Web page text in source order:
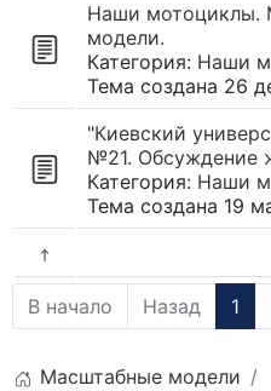
Наши мотоциклы.
модели.
Категория: Наши
Тема создана 26
"Киевский
№21. Обсуждение
Категория: Наши
Тема создана 19
В начало Назад 1
Масштабные модели